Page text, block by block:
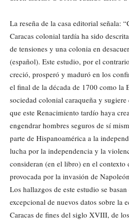
La reseña de la casa editorial señala:
Caracas colonial tardía ha sido
de tensiones y una colonia en
(español). Este estudio, por el
creció, prosperó y maduró en los
el final de la década de 1700 como la
sociedad colonial caraqueña y
que este Renacimiento tardío haya
engendrar hombres seguros de sí
parte de Hispanoamérica a la
lucha por la independencia y la
consideran (en el libro) en el contexto
provocada por la invasión de
Los hallazgos de este estudio se
excepcional de nuevos datos sobre la
Caracas de fines del siglo XVIII, de